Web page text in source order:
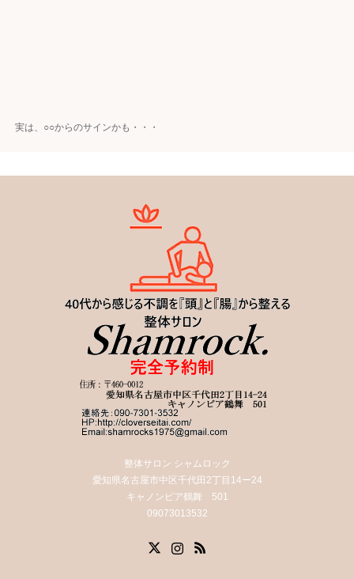
実は、○○からのサインかも・・・
整体サロン シャムロック
愛知県名古屋市中区千代田2丁目14ー24
キャノンピア鶴舞 501
09073013532